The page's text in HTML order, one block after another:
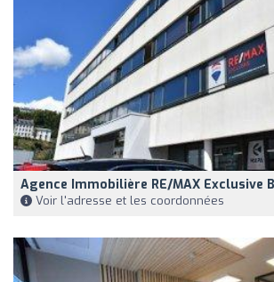
Agence Immobilière RE/MAX Exclusive
Voir l'adresse et les coordonnées